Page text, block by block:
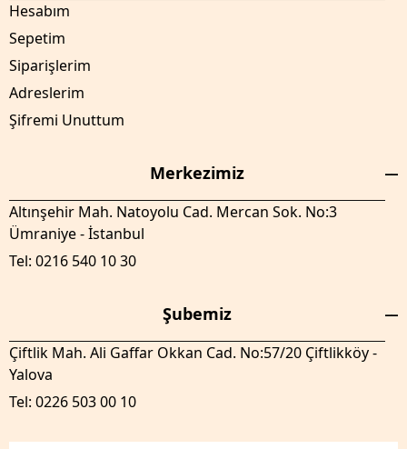
Hesabım
Sepetim
Siparişlerim
Adreslerim
Şifremi Unuttum
Merkezimiz
Altınşehir Mah. Natoyolu Cad. Mercan Sok. No:3
Ümraniye - İstanbul
Tel: 0216 540 10 30
Şubemiz
Çiftlik Mah. Ali Gaffar Okkan Cad. No:57/20 Çiftlikköy -
Yalova
Tel: 0226 503 00 10